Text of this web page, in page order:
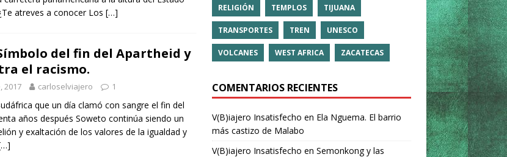
atreves a conocer Los […]
Símbolo del fin del Apartheid y
el racismo.
2017 carloselviajero 1
que un día clamó con sangre el fin del
años después Soweto continúa siendo un
y exaltación de los valores de la igualdad y
RELIGIÓN TEMPLOS TIJUANA
TRANSPORTES TREN UNESCO
VOLCANES WEST AFRICA ZACATECAS
COMENTARIOS RECIENTES
V(B)iajero Insatisfecho en Ela Nguema. El barrio
más castizo de Malabo
V(B)iajero Insatisfecho en Semonkong y las